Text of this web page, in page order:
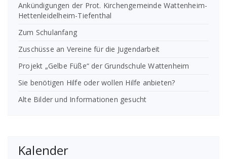
Ankündigungen der Prot. Kirchengemeinde Wattenheim-
Hettenleidelheim-Tiefenthal
Zum Schulanfang
Zuschüsse an Vereine für die Jugendarbeit
Projekt „Gelbe Füße“ der Grundschule Wattenheim
Sie benötigen Hilfe oder wollen Hilfe anbieten?
Alte Bilder und Informationen gesucht
Kalender